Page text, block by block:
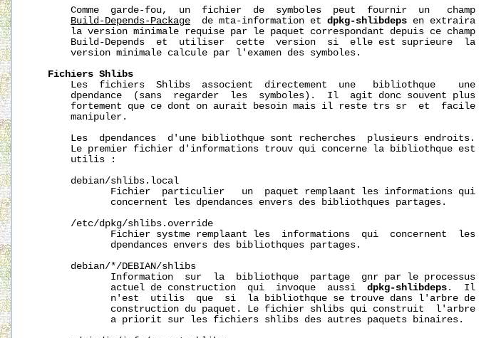
       Comme  garde-fou,  un  fichier  de  symboles  peut  fournir  un   champ
Build-Depends-Package
  de mta-information et
dpkg-shlibdeps en extraira
       la version minimale requise par le paquet correspondant depuis ce champ
       Build-Depends  et  utiliser  cette  version  si  elle est suprieure  la
       version minimale calcule par l'examen des symboles.
Fichiers Shlibs
       Les  fichiers  Shlibs  associent  directement  une   bibliothque    une
       dpendance  (sans  regarder  les  symboles).  Il  agit donc souvent plus
       fortement que ce dont on aurait besoin mais il reste trs sr  et  facile
       manipuler.
       Les  dpendances  d'une bibliothque sont recherches  plusieurs endroits.
       Le premier fichier d'informations trouv qui concerne la bibliothque est
       utilis :
       debian/shlibs.local
              Fichier  particulier   un  paquet remplaant les informations qui
              concernent les dpendances envers des bibliothques partages.
       /etc/dpkg/shlibs.override
              Fichier systme remplaant les  informations  qui  concernent  les
              dpendances envers des bibliothques partages.
       debian/*/DEBIAN/shlibs
              Information  sur  la  bibliothque  partage  gnr par le processus
              actuel de construction  qui  invoque  aussi
dpkg-shlibdeps .  Il
              n'est  utilis  que  si  la bibliothque se trouve dans l'arbre de
              construction du paquet. Le fichier shlibs qui construit  l'arbre
              a priorit sur les fichiers shlibs des autres paquets binaires.